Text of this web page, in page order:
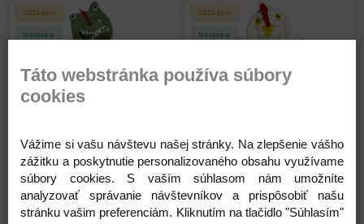
Skladom
Novinka
Krokodíl - 36 cm
17,00 €
Na sklade
Skladom
Novinka
Kuriatko - 36 cm
17,00 €
Na sklade
Táto webstránka používa súbory
cookies
Vážime si vašu návštevu našej stránky. Na zlepšenie vášho
zážitku a poskytnutie personalizovaného obsahu využívame
súbory cookies. S vaším súhlasom nám umožníte
analyzovať správanie návštevníkov a prispôsobiť našu
stránku vašim preferenciám. Kliknutím na tlačidlo "Súhlasím"